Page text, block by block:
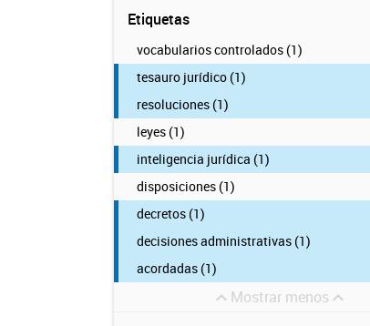
Etiquetas
vocabularios controlados (1)
tesauro jurídico (1)
resoluciones (1)
leyes (1)
inteligencia jurídica (1)
disposiciones (1)
decretos (1)
decisiones administrativas (1)
acordadas (1)
Mostrar menos